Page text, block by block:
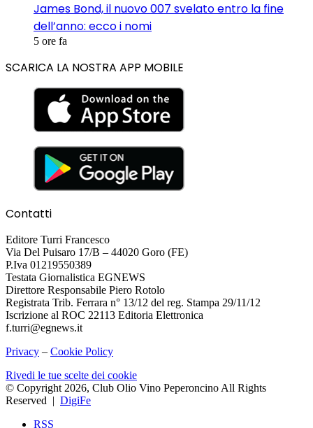
James Bond, il nuovo 007 svelato entro la fine
dell’anno: ecco i nomi
5 ore fa
SCARICA LA NOSTRA APP MOBILE
Contatti
Editore Turri Francesco
Via Del Puisaro 17/B – 44020 Goro (FE)
P.Iva 01219550389
Testata Giornalistica EGNEWS
Direttore Responsabile Piero Rotolo
Registrata Trib. Ferrara n° 13/12 del reg. Stampa 29/11/12
Iscrizione al ROC 22113 Editoria Elettronica
f.turri@egnews.it
Privacy – Cookie Policy
Rivedi le tue scelte dei cookie
© Copyright 2026, Club Olio Vino Peperoncino All Rights
Reserved | DigiFe
RSS